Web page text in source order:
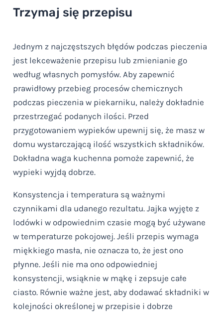
Trzymaj się przepisu
Jednym z najczęstszych błędów podczas pieczenia
jest lekceważenie przepisu lub zmienianie go
według własnych pomysłów. Aby zapewnić
prawidłowy przebieg procesów chemicznych
podczas pieczenia w piekarniku, należy dokładnie
przestrzegać podanych ilości. Przed
przygotowaniem wypieków upewnij się, że masz w
domu wystarczającą ilość wszystkich składników.
Dokładna waga kuchenna pomoże zapewnić, że
wypieki wyjdą dobrze.
Konsystencja i temperatura są ważnymi
czynnikami dla udanego rezultatu. Jajka wyjęte z
lodówki w odpowiednim czasie mogą być używane
w temperaturze pokojowej. Jeśli przepis wymaga
miękkiego masła, nie oznacza to, że jest ono
płynne. Jeśli nie ma ono odpowiedniej
konsystencji, wsiąknie w mąkę i zepsuje całe
ciasto. Równie ważne jest, aby dodawać składniki w
kolejności określonej w przepisie i dobrze